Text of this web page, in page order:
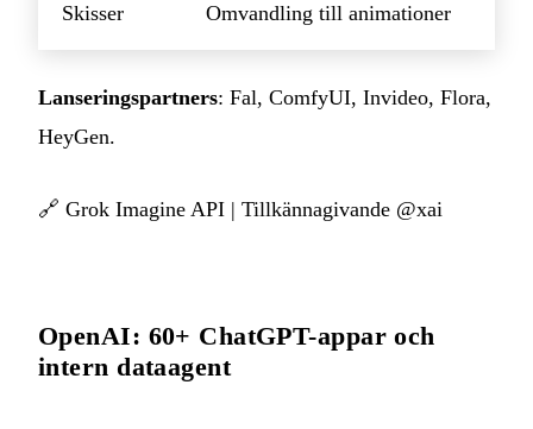
Skisser Omvandling till animationer
Lanseringspartners: Fal, ComfyUI, Invideo, Flora,
HeyGen.
🔗 Grok Imagine API | Tillkännagivande @xai
OpenAI: 60+ ChatGPT-appar och
intern dataagent